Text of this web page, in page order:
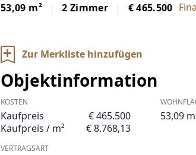
53,09 m² 2 Zimmer € 465.500
Zur Merkliste hinzufügen
Objektinformation
KOSTEN
Kaufpreis
€ 465.500
Kaufpreis / m²
€ 8.768,13
VERTRAGSART
53,09 m